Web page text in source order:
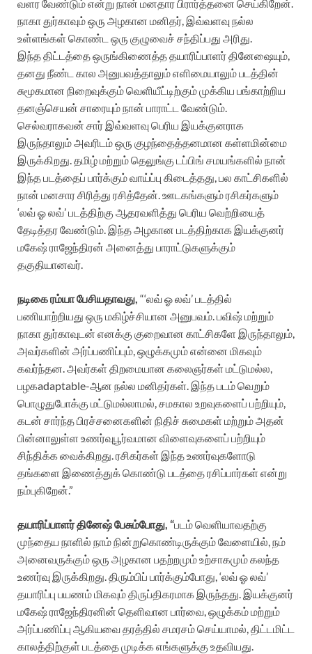
வளர வேண்டும் என்று நான் மனதார பிரார்த்தனை செய்கிறேன்.
நாகா துர்காவும் ஒரு அழகான மனிதர், இவ்வளவு நல்ல
உள்ளங்கள் கொண்ட ஒரு குழுவைச் சந்திப்பது அரிது.
இந்த திட்டத்தை ஒருங்கிணைத்த தயாரிப்பாளர் தினேஷையும்,
தனது நீண்ட கால அனுபவத்தாலும் எளிமையாலும் படத்தின்
சுமூகமான நிறைவுக்கும் வெளியீட்டிற்கும் முக்கிய பங்காற்றிய
தனஞ்செயன் சாரையும் நான் பாராட்ட வேண்டும்.
செல்வராகவன் சார் இவ்வளவு பெரிய இயக்குனராக
இருந்தாலும் அவரிடம் ஒரு குழந்தைத்தனமான கள்ளமின்மை
இருக்கிறது. தமிழ் மற்றும் தெலுங்கு டப்பிங் சமயங்களில் நான்
இந்த படத்தைப் பார்க்கும் வாய்ப்பு கிடைத்தது, பல காட்சிகளில்
நான் மனசார சிரித்து ரசித்தேன். ஊடகங்களும் ரசிகர்களும்
‘லவ் ஓ லவ்’ படத்திற்கு ஆதரவளித்து பெரிய வெற்றியைத்
தேடித்தர வேண்டும். இந்த அழகான படத்திற்காக இயக்குனர்
மகேஷ் ராஜேந்திரன் அனைத்து பாராட்டுகளுக்கும்
தகுதியானவர்.
நடிகை ரம்யா பேசியதாவது, “‘லவ் ஓ லவ்’ படத்தில்
பணியாற்றியது ஒரு மகிழ்ச்சியான அனுபவம். பவிஷ் மற்றும்
நாகா துர்காவுடன் எனக்கு குறைவான காட்சிகளே இருந்தாலும்,
அவர்களின் அர்ப்பணிப்பும், ஒழுக்கமும் என்னை மிகவும்
கவர்ந்தன. அவர்கள் திறமையான கலைஞர்கள் மட்டுமல்ல,
பழகadaptable-ஆன நல்ல மனிதர்கள். இந்த படம் வெறும்
பொழுதுபோக்கு மட்டுமல்லாமல், சமகால உறவுகளைப் பற்றியும்,
கடன் சார்ந்த பிரச்சனைகளின் நிதிச் சுமைகள் மற்றும் அதன்
பின்னாலுள்ள உணர்வுபூர்வமான விளைவுகளைப் பற்றியும்
சிந்திக்க வைக்கிறது. ரசிகர்கள் இந்த உணர்வுகளோடு
தங்களை இணைத்துக் கொண்டு படத்தை ரசிப்பார்கள் என்று
நம்புகிறேன்.”
தயாரிப்பாளர் தினேஷ் பேசும்போது, “படம் வெளியாவதற்கு
முந்தைய நாளில் நாம் நின்றுகொண்டிருக்கும் வேளையில், நம்
அனைவருக்கும் ஒரு அழகான பதற்றமும் உற்சாகமும் கலந்த
உணர்வு இருக்கிறது. திரும்பிப் பார்க்கும்போது, ‘லவ் ஓ லவ்’
தயாரிப்பு பயணம் மிகவும் திருப்திகரமாக இருந்தது. இயக்குனர்
மகேஷ் ராஜேந்திரனின் தெளிவான பார்வை, ஒழுக்கம் மற்றும்
அர்ப்பணிப்பு ஆகியவை தரத்தில் சமரசம் செய்யாமல், திட்டமிட்ட
காலத்திற்குள் படத்தை முடிக்க எங்களுக்கு உதவியது.